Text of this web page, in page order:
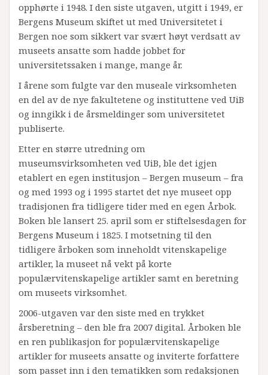
opphørte i 1948. I den siste utgaven, utgitt i 1949, er
Bergens Museum skiftet ut med Universitetet i
Bergen noe som sikkert var svært høyt verdsatt av
museets ansatte som hadde jobbet for
universitetssaken i mange, mange år.
I årene som fulgte var den museale virksomheten
en del av de nye fakultetene og instituttene ved UiB
og inngikk i de årsmeldinger som universitetet
publiserte.
Etter en større utredning om
museumsvirksomheten ved UiB, ble det igjen
etablert en egen institusjon – Bergen museum – fra
og med 1993 og i 1995 startet det nye museet opp
tradisjonen fra tidligere tider med en egen Årbok.
Boken ble lansert 25. april som er stiftelsesdagen for
Bergens Museum i 1825. I motsetning til den
tidligere årboken som inneholdt vitenskapelige
artikler, la museet nå vekt på korte
populærvitenskapelige artikler samt en beretning
om museets virksomhet.
2006-utgaven var den siste med en trykket
årsberetning – den ble fra 2007 digital. Årboken ble
en ren publikasjon for populærvitenskapelige
artikler for museets ansatte og inviterte forfattere
som passet inn i den tematikken som redaksjonen